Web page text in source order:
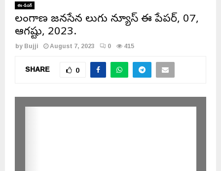
ఈ-పేపర్
తెలంగాణ జనసేన తెలుగు న్యూస్ ఈ పేపర్, 07,
ఆగష్టు, 2023.
byBujji August 7, 2023 0 415
SHARE 0